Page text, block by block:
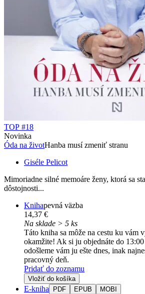
TOP #18
Novinka
Óda na životHanba musí zmeniť stranu
Giséle Pelicot
Mimoriadne silné memoáre ženy, ktorá sa
dôstojnosti...
Knihapevná väzba
14,37 €
Na sklade > 5 ks
Táto kniha sa môže na cestu ku vám
okamžite! Ak si ju objednáte do
odošleme vám ju ešte dnes, inak
pracovný deň.
Pridať do zoznamu
Vložiť do košíka
E-kniha PDF EPUB MOBI